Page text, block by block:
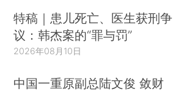
特稿｜患儿死亡、医生获刑争
议：韩杰案的“罪与罚”
2026年08月10日
中国一重原副总陆文俊 敛财